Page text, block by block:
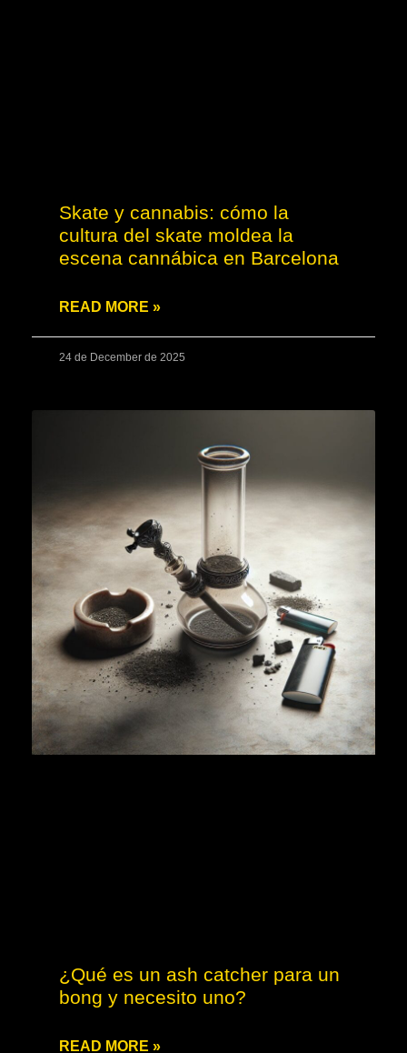
Skate y cannabis: cómo la
cultura del skate moldea la
escena cannábica en Barcelona
READ MORE »
24 de December de 2025
¿Qué es un ash catcher para un
bong y necesito uno?
READ MORE »